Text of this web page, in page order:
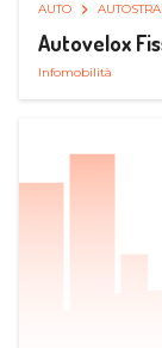
AUTO
Autovelox
Infomobilità